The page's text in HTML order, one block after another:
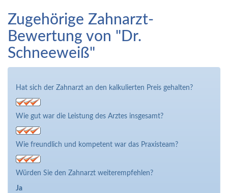
Zugehörige Zahnarzt-
Bewertung von "Dr.
Schneeweiß"
Hat sich der Zahnarzt an den kalkulierten Preis gehalten?
Wie gut war die Leistung des Arztes insgesamt?
Wie freundlich und kompetent war das Praxisteam?
Würden Sie den Zahnarzt weiterempfehlen?
Ja